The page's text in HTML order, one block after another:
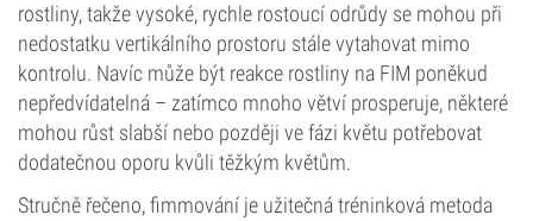
rostliny, takže vysoké, rychle rostoucí odrůdy se mohou při
nedostatku vertikálního prostoru stále vytahovat mimo
kontrolu. Navíc může být reakce rostliny na FIM poněkud
nepředvídatelná – zatímco mnoho větví prosperuje, některé
mohou růst slabší nebo později ve fázi květu potřebovat
dodatečnou oporu kvůli těžkým květům.
Stručně řečeno, fimmování je užitečná tréninková metoda